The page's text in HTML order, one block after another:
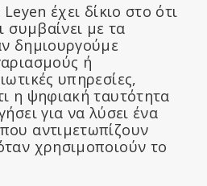
έχει δίκιο στο ότι
συμβαίνει με τα
δημιουργούμε
ή
υπηρεσίες,
η ψηφιακή ταυτότητα
για να λύσει ένα
αντιμετωπίζουν
χρησιμοποιούν το